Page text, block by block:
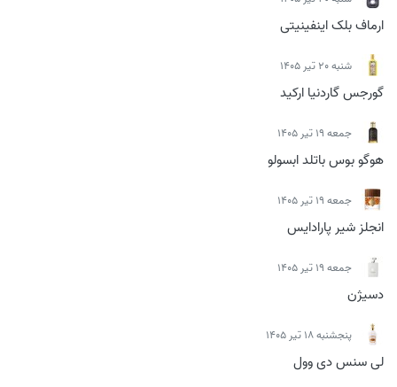
ارماف بلک اینفینیتی
شنبه 20 تیر 1405
گورجس گاردنیا ارکید
جمعه 19 تیر 1405
هوگو بوس باتلد ابسولو
جمعه 19 تیر 1405
انجلز شیر پارادایس
جمعه 19 تیر 1405
دسیژن
پنجشنبه 18 تیر 1405
لی سنس دی وول